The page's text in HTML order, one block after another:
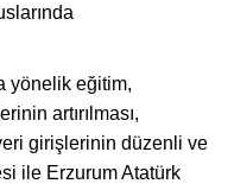
yönelik eğitim,
artırılması,
girişlerinin düzenli ve
ile Erzurum Atatürk